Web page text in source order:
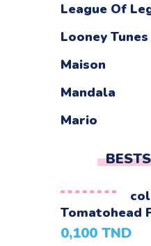
League Of
Looney Tunes
Maison
Mandala
Mario
Montgolfiere
Moto
Tomatohead
0,100 TND